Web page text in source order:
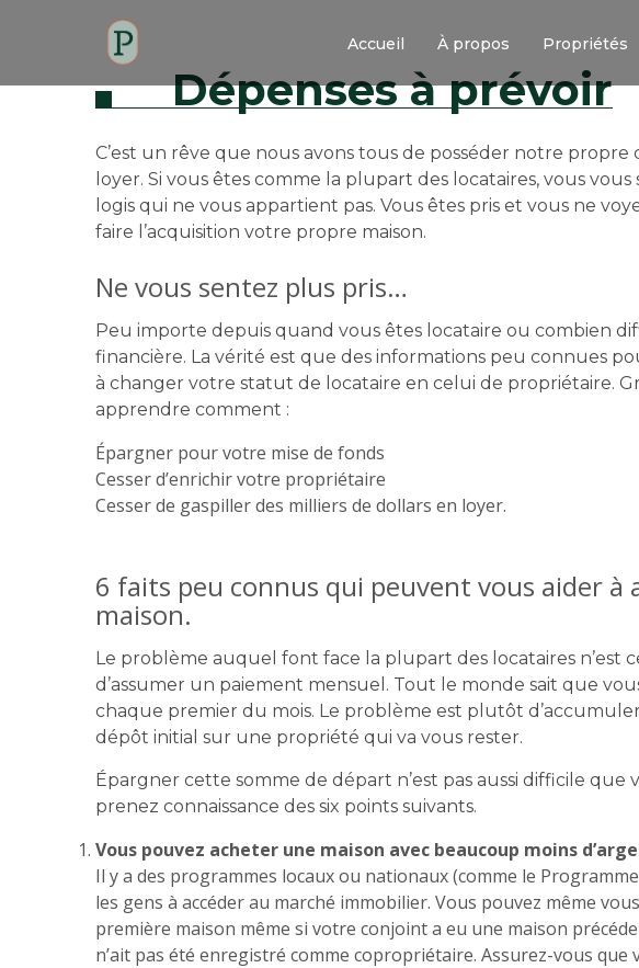
Accueil À propos Propriétés
Dépenses à prévoir
C’est un rêve que nous avons tous de posséder notre propre
loyer. Si vous êtes comme la plupart des locataires, vous
logis qui ne vous appartient pas. Vous êtes pris et vous ne
faire l’acquisition votre propre maison.
Ne vous sentez plus pris…
Peu importe depuis quand vous êtes locataire ou combien
financière. La vérité est que des informations peu connues
à changer votre statut de locataire en celui de propriétaire.
apprendre comment :
Épargner pour votre mise de fonds
Cesser d’enrichir votre propriétaire
Cesser de gaspiller des milliers de dollars en loyer.
6 faits peu connus qui peuvent vous aider
maison.
Le problème auquel font face la plupart des locataires n’est
d’assumer un paiement mensuel. Tout le monde sait que
chaque premier du mois. Le problème est plutôt
dépôt initial sur une propriété qui va vous rester.
Épargner cette somme de départ n’est pas aussi difficile que
prenez connaissance des six points suivants.
Vous pouvez acheter une maison avec beaucoup moins
Il y a des programmes locaux ou nationaux (comme le
les gens à accéder au marché immobilier. Vous pouvez même
première maison même si votre conjoint a eu une maison
n’ait pas été enregistré comme copropriétaire. Assurez-vous